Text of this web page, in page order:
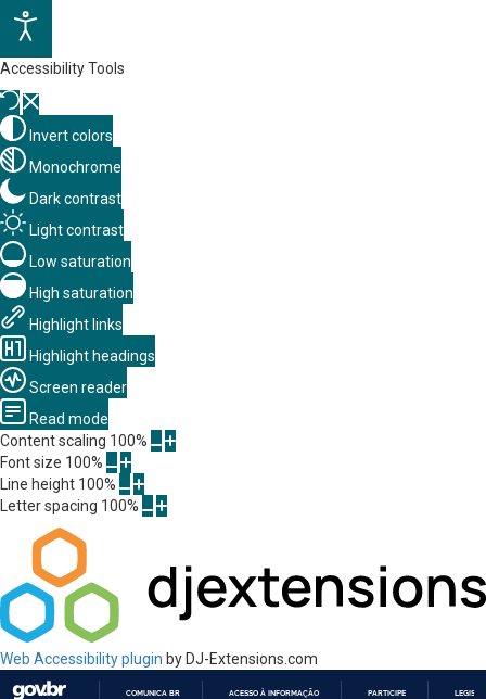
Accessibility Tools
Invert colors
Monochrome
Dark contrast
Light contrast
Low saturation
High saturation
Highlight links
Highlight headings
Screen reader
Read mode
Content scaling 100%
Font size 100%
Line height 100%
Letter spacing 100%
Web Accessibility plugin by DJ-Extensions.com
COMUNICA BR ACESSO À INFORMAÇÃO PARTICIPE